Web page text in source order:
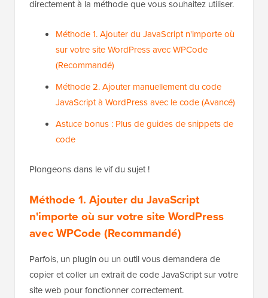
directement à la méthode que vous souhaitez utiliser.
Méthode 1. Ajouter du JavaScript n'importe où
sur votre site WordPress avec WPCode
(Recommandé)
Méthode 2. Ajouter manuellement du code
JavaScript à WordPress avec le code (Avancé)
Astuce bonus : Plus de guides de snippets de
code
Plongeons dans le vif du sujet !
Méthode 1. Ajouter du JavaScript
n'importe où sur votre site WordPress
avec WPCode (Recommandé)
Parfois, un plugin ou un outil vous demandera de
copier et coller un extrait de code JavaScript sur votre
site web pour fonctionner correctement.